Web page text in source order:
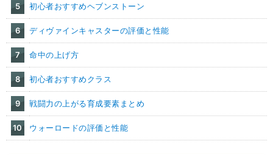
5 初心者おすすめヘブンストーン
6 ディヴァインキャスターの評価と性能
7 命中の上げ方
8 初心者おすすめクラス
9 戦闘力の上がる育成要素まとめ
10 ウォーロードの評価と性能